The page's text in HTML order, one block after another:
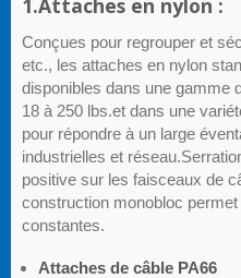
Conçues pour regrouper et
etc., les attaches en nylon
disponibles dans une gamme
18 à 250 lbs.et dans une
pour répondre à un large
industrielles et
positive sur les faisceaux de
construction monobloc
constantes.
Attaches de câble PA66